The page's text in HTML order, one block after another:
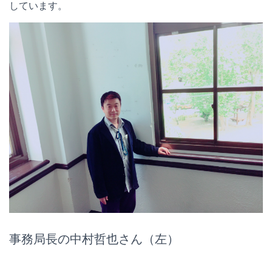
しています。
事務局長の中村哲也さん（左）